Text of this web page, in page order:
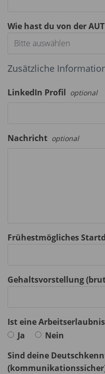
Wie hast du von der
Bitte auswählen
Zusätzliche
LinkedIn Profil optional
Nachricht optional
Frühestmögliches
Gehaltsvorstellung
Ist eine
Ja
Nein
Sind deine